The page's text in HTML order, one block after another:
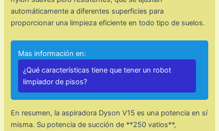
automáticamente a diferentes superficies para
proporcionar una limpieza eficiente en todo tipo de suelos.
Mas información en:
¿Qué características tiene que tener un robot
limpiador de pisos?
En resumen, la aspiradora Dyson V15 es una potencia en sí
misma. Su potencia de succión de **250 vatios**,